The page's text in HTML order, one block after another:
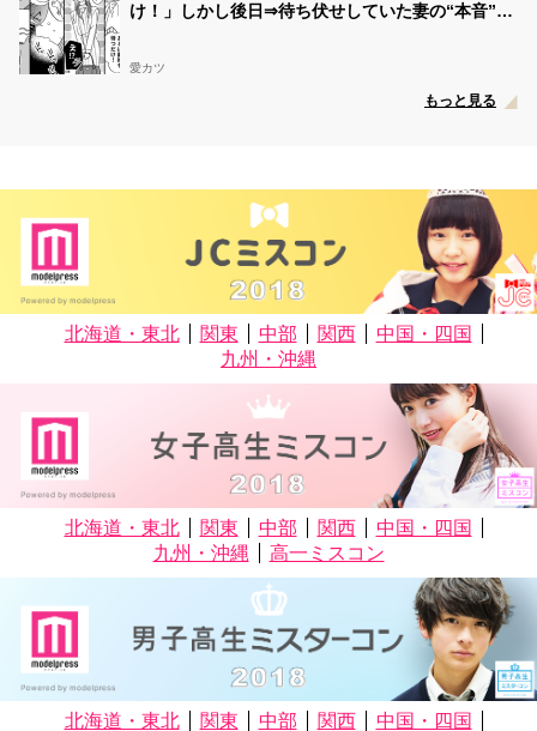
け！」しかし後日⇒待ち伏せしていた妻の“本音”に
愛カツ
もっと見る
北海道・東北 関東 中部 関西
中国・四国
九州・沖縄
北海道・東北 関東 中部 関西
中国・四国
九州・沖縄
高一ミスコン
北海道・東北 関東 中部 関西 中国・四国